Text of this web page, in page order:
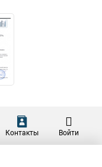
Контакты Войти